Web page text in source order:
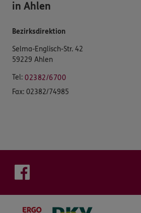
in Ahlen
Bezirksdirektion
Selma-Englisch-Str. 42
59229 Ahlen
Tel: 02382/6700
Fax: 02382/74985